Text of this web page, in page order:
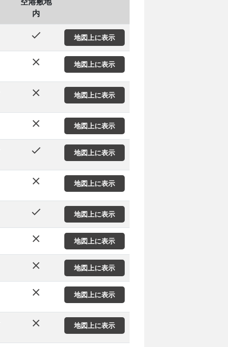
内
done 地図上に表示
close 地図上に表示
close 地図上に表示
close 地図上に表示
done 地図上に表示
close 地図上に表示
done 地図上に表示
close 地図上に表示
close 地図上に表示
close 地図上に表示
close 地図上に表示